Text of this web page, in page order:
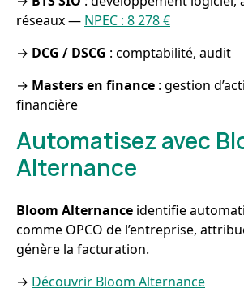
réseaux — NPEC : 8 278 €
→ DCG / DSCG : comptabilité, audit
→ Masters en finance : gestion
financière
Automatisez avec
Alternance
Bloom Alternance identifie
comme OPCO de l’entreprise,
génère la facturation.
→ Découvrir Bloom Alternance